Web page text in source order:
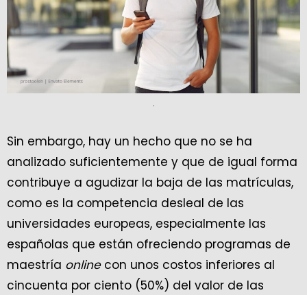
.
Sin embargo, hay un hecho que no se ha
analizado suficientemente y que de igual forma
contribuye a agudizar la baja de las matrículas,
como es la competencia desleal de las
universidades europeas, especialmente las
españolas que están ofreciendo programas de
maestría onlinecon unos costos inferiores al
cincuenta por ciento (50%) del valor de las